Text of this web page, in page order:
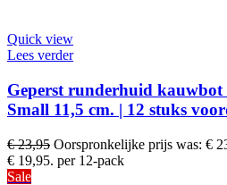
Quick view
Lees verder
Geperst runderhuid
Small 11,5 cm. | 12 stuks
€23,95 Oorspronkelijke prijs was: €
€ 19,95. per 12-pack
Sale